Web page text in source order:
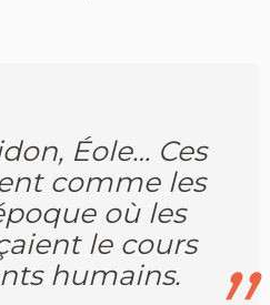
Éole… Ces
comme les
où les
le cours
humains.